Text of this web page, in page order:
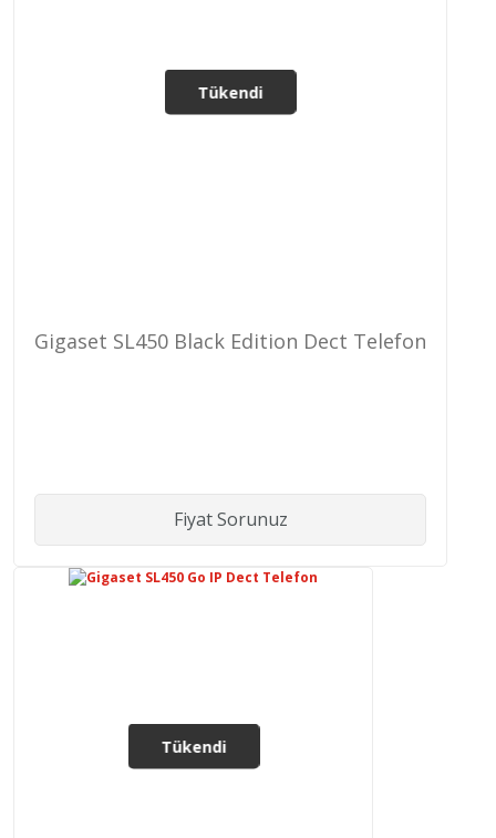
Tükendi
Gigaset SL450 Black Edition Dect Telefon
Fiyat Sorunuz
Tükendi